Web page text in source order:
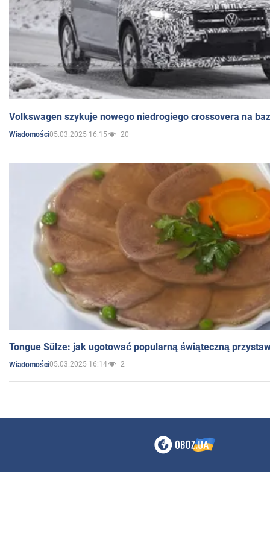
Volkswagen szykuje nowego niedrogiego crossovera na
Wiadomości05.03.2025 16:15 20
Tongue Sülze: jak ugotować popularną świąteczną
Wiadomości05.03.2025 16:14 2